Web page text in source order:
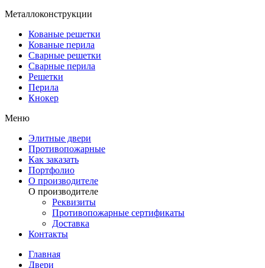
Металлоконструкции
Кованые решетки
Кованые перила
Сварные решетки
Сварные перила
Решетки
Перила
Кнокер
Меню
Элитные двери
Противопожарные
Как заказать
Портфолио
О производителе
О производителе
Реквизиты
Противопожарные сертификаты
Доставка
Контакты
Главная
Двери